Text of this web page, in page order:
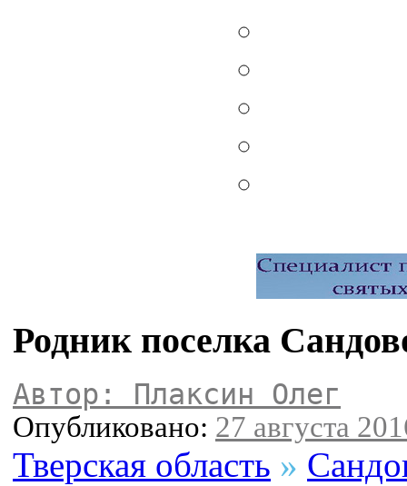
Родник поселка
Автор: Плаксин Олег
Опубликовано: 27 августа
Тверская область »